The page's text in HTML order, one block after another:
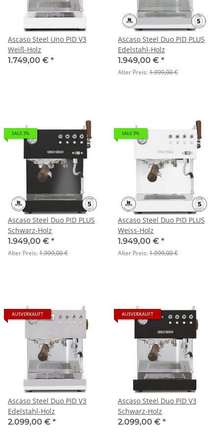
Ascaso Steel Uno PID V3
Weiß-Holz
1.749,00 € *
Ascaso Steel Duo PID PLUS
Edelstahl-Holz
1.949,00 € *
Alter Preis:1.999,00 €
SALE 3%
Ascaso Steel Duo PID PLUS
Schwarz-Holz
1.949,00 € *
Alter Preis:1.999,00 €
SALE 3%
Ascaso Steel Duo PID PLUS
Weiss-Holz
1.949,00 € *
Alter Preis:1.999,00 €
AUSVERKAUFT
Ascaso Steel Duo PID V3
Edelstahl-Holz
2.099,00 € *
AUSVERKAUFT
Ascaso Steel Duo PID V3
Schwarz-Holz
2.099,00 € *